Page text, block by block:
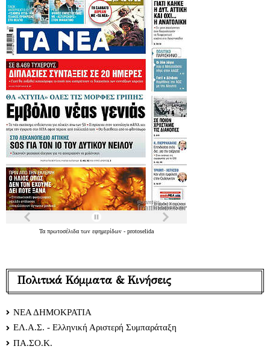
Τα πρωτοσέλιδα των εφημερίδων - protoselida
Πολιτικά Κόμματα & Κινήσεις
ΝΕΑ ΔΗΜΟΚΡΑΤΙΑ
ΕΛ.Α.Σ. - Ελληνική Αριστερή Συμπαράταξη
ΠΑ.ΣΟ.Κ.